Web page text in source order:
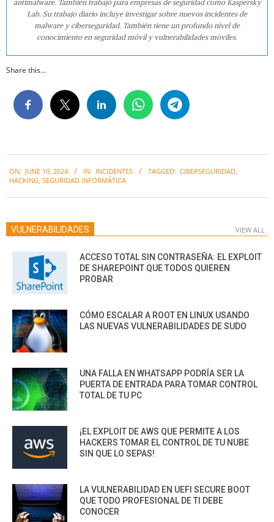
antimalware. También trabajó para empresas de seguridad como Kaspersky
Lab. Su trabajo diario incluye investigar sobre nuevos incidentes de
malware y ciberseguridad. También tiene un profundo nivel de
conocimiento en seguridad móvil y vulnerabilidades móviles.
Share this...
06-
ON: JUNE 19, 2024 IN: INCIDENTES TAGGED: CIBERSEGURIDAD,
HACKING, SEGURIDAD INFORMÁTICA
VULNERABILIDADES VIEW ALL
ACCESO TOTAL SIN CONTRASEÑA: EL EXPLOIT
DE SHAREPOINT QUE TODOS QUIEREN
PROBAR
CÓMO ESCALAR A ROOT EN LINUX USANDO
LAS NUEVAS VULNERABILIDADES DE SUDO
UNA FALLA EN WHATSAPP PODRÍA SER LA
PUERTA DE ENTRADA PARA TOMAR CONTROL
TOTAL DE TU PC
¡EL EXPLOIT DE AWS QUE PERMITE A LOS
HACKERS TOMAR EL CONTROL DE TU NUBE
SIN QUE LO SEPAS!
LA VULNERABILIDAD EN UEFI SECURE BOOT
QUE TODO PROFESIONAL DE TI DEBE
CONOCER